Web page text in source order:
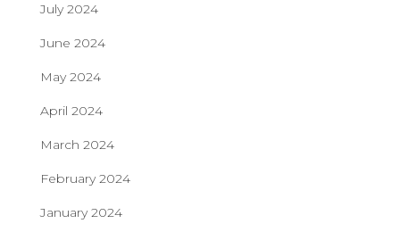
July 2024
June 2024
May 2024
April 2024
March 2024
February 2024
January 2024